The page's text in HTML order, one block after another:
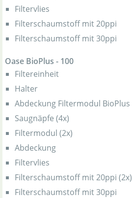
Filtervlies
Filterschaumstoff mit 20ppi
Filterschaumstoff mit 30ppi
Oase BioPlus - 100
Filtereinheit
Halter
Abdeckung Filtermodul BioPlus
Saugnäpfe (4x)
Filtermodul (2x)
Abdeckung
Filtervlies
Filterschaumstoff mit 20ppi (2x)
Filterschaumstoff mit 30ppi